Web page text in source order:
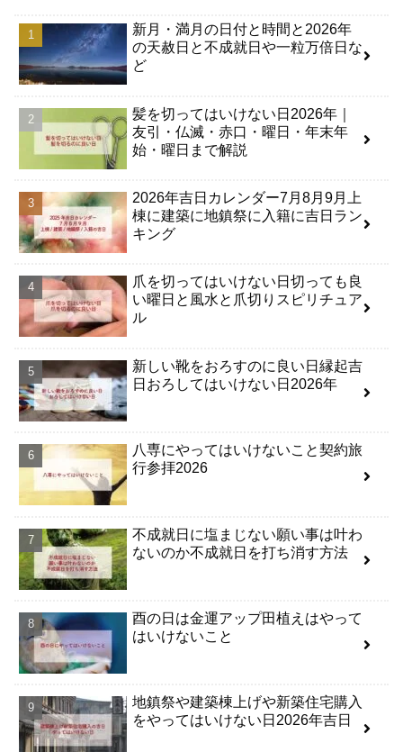
新月・満月の日付と時間と2026年
の天赦日と不成就日や一粒万倍日な
ど
髪を切ってはいけない日2026年｜
友引・仏滅・赤口・曜日・年末年
始・曜日まで解説
2026年吉日カレンダー7月8月9月上
棟に建築に地鎮祭に入籍に吉日ラン
キング
爪を切ってはいけない日切っても良
い曜日と風水と爪切りスピリチュア
ル
新しい靴をおろすのに良い日縁起吉
日おろしてはいけない日2026年
八専にやってはいけないこと契約旅
行参拝2026
不成就日に塩まじない願い事は叶わ
ないのか不成就日を打ち消す方法
酉の日は金運アップ田植えはやって
はいけないこと
地鎮祭や建築棟上げや新築住宅購入
をやってはいけない日2026年吉日